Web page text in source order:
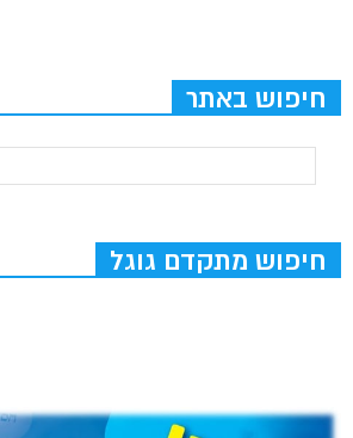
חיפוש באתר
חיפוש מתקדם גוגל